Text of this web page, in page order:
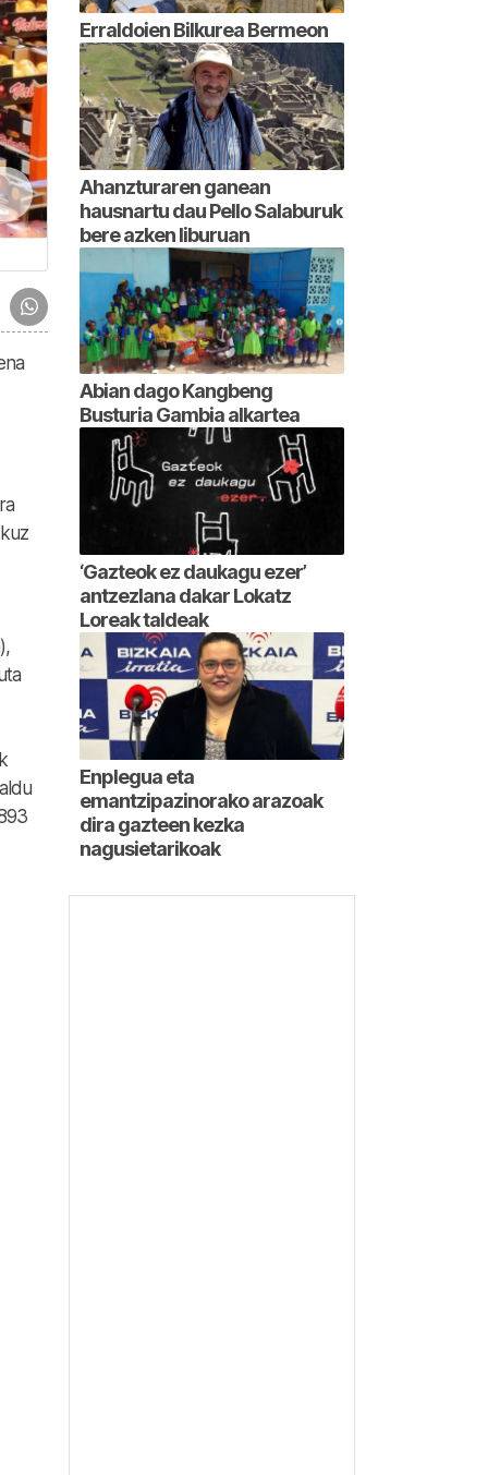
Erraldoien Bilkurea Bermeon
Ahanzturaren ganean
hausnartu dau Pello Salaburuk
bere azken liburuan
Abian dago Kangbeng
Busturia Gambia alkartea
‘Gazteok ez daukagu ezer’
antzezlana dakar Lokatz
Loreak taldeak
Enplegua eta
emantzipazinorako arazoak
dira gazteen kezka
nagusietarikoak